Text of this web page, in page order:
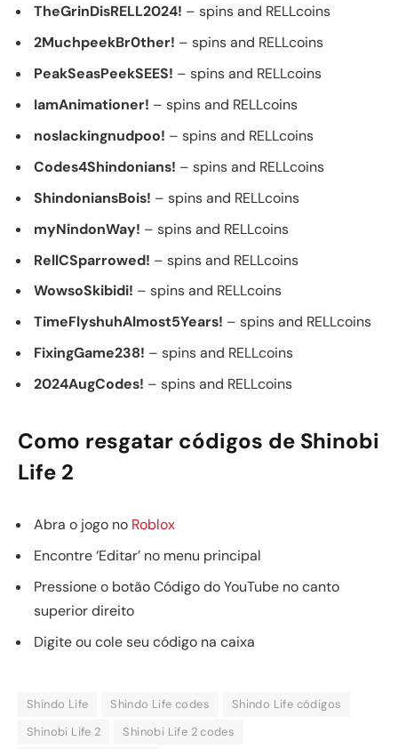
TheGrinDisRELL2024! – spins and RELLcoins
2MuchpeekBr0ther! – spins and RELLcoins
PeakSeasPeekSEES! – spins and RELLcoins
IamAnimationer! – spins and RELLcoins
noslackingnudpoo! – spins and RELLcoins
Codes4Shindonians! – spins and RELLcoins
ShindoniansBois! – spins and RELLcoins
myNindonWay! – spins and RELLcoins
RellCSparrowed! – spins and RELLcoins
WowsoSkibidi! – spins and RELLcoins
TimeFlyshuhAlmost5Years! – spins and RELLcoins
FixingGame238! – spins and RELLcoins
2024AugCodes! – spins and RELLcoins
Como resgatar códigos de Shinobi
Life 2
Abra o jogo no Roblox
Encontre ‘Editar’ no menu principal
Pressione o botão Código do YouTube no canto
superior direito
Digite ou cole seu código na caixa
Shindo Life Shindo Life codes
Shindo Life códigos
Shinobi Life 2
Shinobi Life 2 codes